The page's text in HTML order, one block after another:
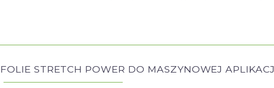
FOLIE STRETCH POWER DO MASZYNOWEJ